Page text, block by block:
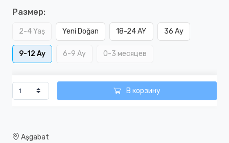
Размер:
2-4 Yaş Yeni Doğan 18-24 AY 36 Ay
9-12 Ay 6-9 Ay 0-3 месяцев
В корзину
Aşgabat